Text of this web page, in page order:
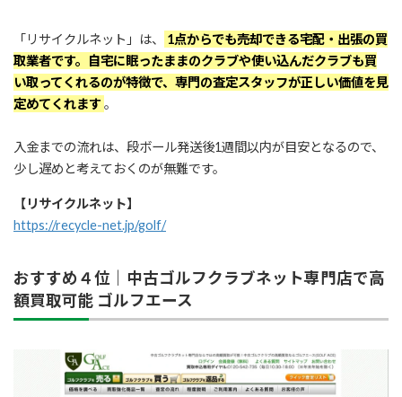
「リサイクルネット」は、
1点からでも売却できる宅配・出張の買
取業者です。自宅に眠ったままのクラブや使い込んだクラブも買
い取ってくれるのが特徴で、専門の査定スタッフが正しい価値を見
定めてくれます。
入金までの流れは、段ボール発送後1週間以内が目安となるので、
少し遅めと考えておくのが無難です。
【リサイクルネット】
https://recycle-net.jp/golf/
おすすめ４位｜中古ゴルフクラブネット専門店で高
額買取可能 ゴルフエース